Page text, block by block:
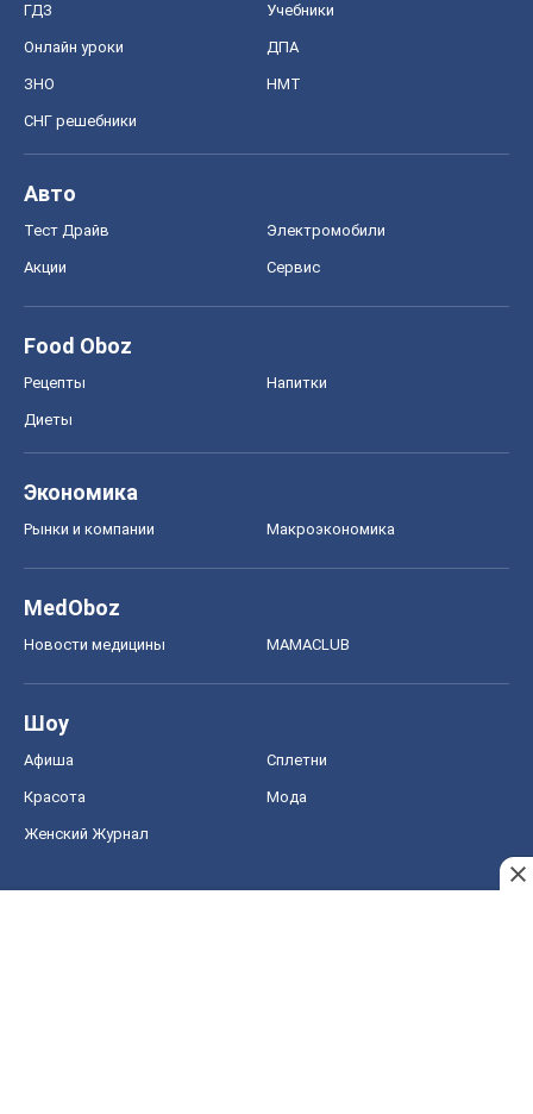
ГДЗ Учебники
Онлайн уроки ДПА
ЗНО НМТ
СНГ решебники
Авто
Тест Драйв Электромобили
Акции Сервис
Food Oboz
Рецепты Напитки
Диеты
Экономика
Рынки и компании Mакроэкономика
MedOboz
Новости медицины MAMACLUB
Шоу
Афиша Сплетни
Красота Мода
Женский Журнал